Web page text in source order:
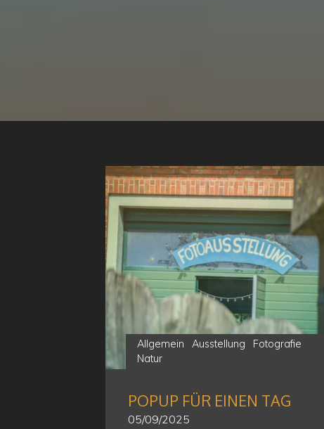
Allgemein Ausstellung
Fotografie
Natur
POPUP FÜR EINEN TAG
05/09/2025